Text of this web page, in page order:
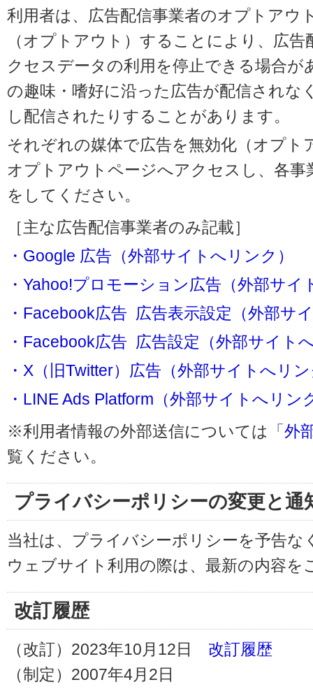
利用者は、広告配信事業者のオプトアウ
（オプトアウト）することにより、広
クセスデータの利用を停止できる場合が
の趣味・嗜好に沿った広告が配信されな
し配信されたりすることがあります。
それぞれの媒体で広告を無効化（オプト
オプトアウトページへアクセスし、各
をしてください。
［主な広告配信事業者のみ記載］
・Google 広告（外部サイトへリンク）
・Yahoo!プロモーション広告（外部サイ
・Facebook広告 広告表示設定（外部サ
・Facebook広告 広告設定（外部サイト
・X（旧Twitter）広告（外部サイトへリ
・LINE Ads Platform（外部サイトへリン
※利用者情報の外部送信については「外
覧ください。
プライバシーポリシーの変更と通
当社は、プライバシーポリシーを予告
ウェブサイト利用の際は、最新の内容を
改訂履歴
（改訂）2023年10月12日 改訂履歴
（制定）2007年4月2日